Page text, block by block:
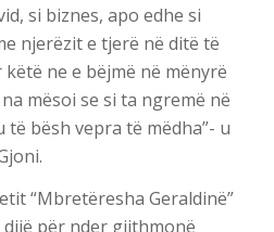
si biznes, apo edhe si
njerëzit e tjerë në ditë të
ne e bëjmë në mënyrë
mësoi se si ta ngremë në
bësh vepra të mëdha”- u
“Mbretëresha Geraldinë”
dijë për nder gjithmonë